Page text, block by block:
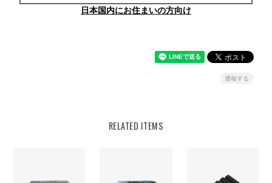
日本国内にお住まいの方向け
通報する
RELATED ITEMS